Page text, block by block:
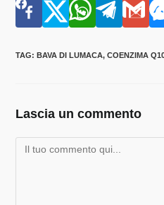
TAG: BAVA DI LUMACA, COENZIMA
Lascia un commento